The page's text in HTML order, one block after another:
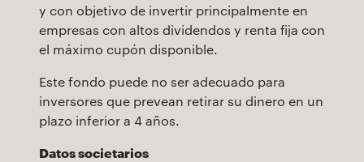
y con objetivo de invertir principalmente en
empresas con altos dividendos y renta fija con
el máximo cupón disponible.
Este fondo puede no ser adecuado para
inversores que prevean retirar su dinero en un
plazo inferior a 4 años.
Datos societarios